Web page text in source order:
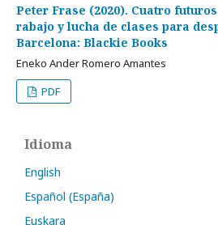
Peter Frase (2020). Cuatro
rabajo y lucha de clases para
Barcelona: Blackie Books
Eneko Ander Romero Amantes
PDF
Idioma
English
Español (España)
Euskara